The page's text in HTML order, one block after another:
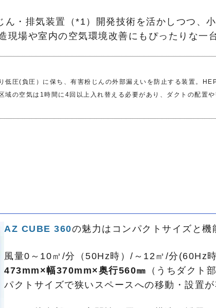
・排気装置（*1）開発技術を活かしつつ、小
場や室内の空気環境改善にもぴったりな一
低圧(負圧） に保ち、有害粉じんの外部漏えいを防止する装置。
の空気は1時間に4回以上入れ替える必要があり、ダクトの配置や
AZ CUBE 360の魅力はコンパクトサイズと機
風量0～10㎥/分（50Hz時）/～12㎥/分(60Hz
473mm×幅370mm×奥行560㎜ （うちダクト
パクトサイズで狭いスペース への移動・設置が